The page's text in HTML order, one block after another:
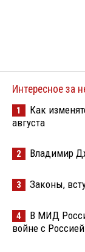
Интересное за
1
Как
августа
2 Владимир
3 Законы,
4
В МИД
войне с Россией